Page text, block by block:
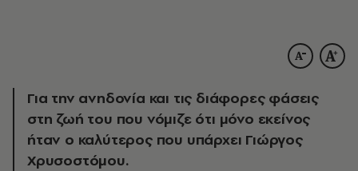
Για την ανηδονία και τις διάφορες φάσεις
στη ζωή του που νόμιζε ότι μόνο εκείνος
ήταν ο καλύτερος που υπάρχει Γιώργος
Χρυσοστόμου.